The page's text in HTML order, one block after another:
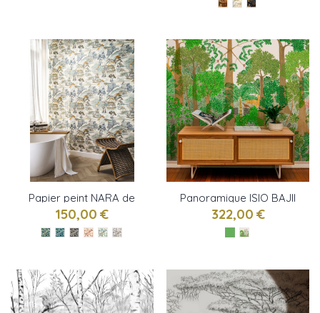
Papier peint NARA de
CASAMANCE
150,00 €
Panoramique ISIO BAJII
de Isidore LEROY
322,00 €